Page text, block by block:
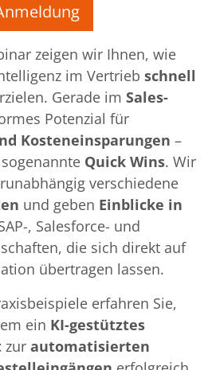
zeigen wir Ihnen, wie
im Vertrieb schnell
Gerade im Sales-
Potenzial für
Kosteneinsparungen –
Quick Wins. Wir
verschiedene
und geben Einblicke in
, Salesforce- und
die sich direkt auf
übertragen lassen.
erfahren Sie,
ein KI-gestütztes
zur automatisierten